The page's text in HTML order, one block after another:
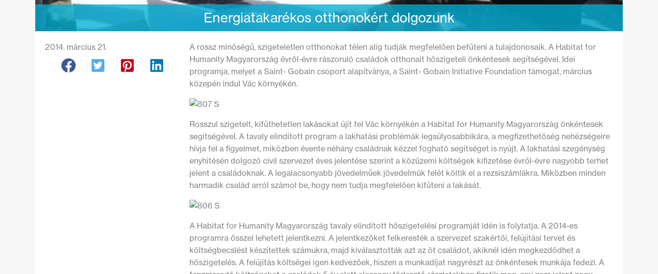
Energiatakarékos otthonokért dolgozunk
2014. március 21.
A rossz minőségű, szigeteletlen otthonokat télen alig tudják megfelelően befűteni a tulajdonosaik. A Habitat for
Humanity Magyarország évről-évre rászoruló családok otthonait hőszigeteli önkéntesek segítségével. Idei
programja, melyet a Saint- Gobain csoport alapítványa, a Saint- Gobain Initiative Foundation támogat, március
közepén indul Vác környékén.
Rosszul szigetelt, kifűthetetlen lakásokat újít fel Vác környékén a Habitat for Humanity Magyarország önkéntesek
segítségével. A tavaly elindított program a lakhatási problémák legsúlyosabbikára, a megfizethetőség nehézségeire
hívja fel a figyelmet, miközben évente néhány családnak kézzel fogható segítséget is nyújt. A lakhatási szegénység
enyhítésén dolgozó civil szervezet éves jelentése szerint a közüzemi költségek kifizetése évről-évre nagyobb terhet
jelent a családoknak. A legalacsonyabb jövedelműek jövedelmük felét költik el a rezsiszámlákra. Miközben minden
harmadik család arról számol be, hogy nem tudja megfelelően kifűteni a lakását.
A Habitat for Humanity Magyarország tavaly elindított hőszigetelési programját idén is folytatja. A 2014-es
programra ősszel lehetett jelentkezni. A jelentkezőket felkeresték a szervezet szakértői, felújítási tervet és
költségbecslést készítettek számukra, majd kiválasztották azt az öt családot, akiknél idén megkezdődhet a
hőszigetelés. A felújítás költségei igen kedvezőek, hiszen a munkadíjat nagyrészt az önkéntesek munkája fedezi. A